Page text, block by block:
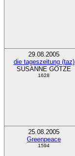
29.08.2005
die tageszeitung (taz)
SUSANNE GÖTZE
1628
25.08.2005
Greenpeace
1594